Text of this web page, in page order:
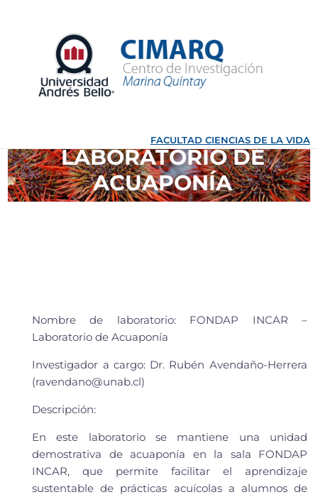
FACULTAD CIENCIAS DE LA VIDA
LABORATORIO DE
ACUAPONÍA
Nombre de laboratorio: FONDAP INCAR –
L aboratorio de Acuaponía
Investigador a cargo: Dr. Rubén Avendaño-Herrera
(ravendano@unab.cl)
Descripción:
En este laboratorio se mantiene una unidad
demostrativa de acuaponía en la sala FONDAP
INCAR, que permite facilitar el aprendizaje
sustentable de prácticas acuícolas a alumnos de